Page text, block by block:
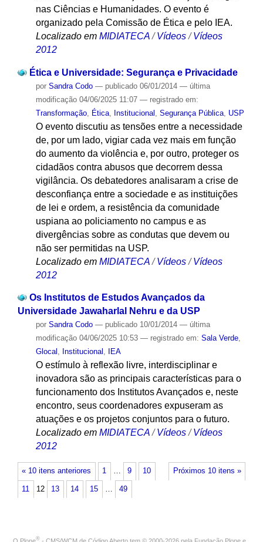
nas Ciências e Humanidades. O evento é
organizado pela Comissão de Ética e pelo IEA.
Localizado em MIDIATECA /Vídeos /Vídeos
2012
Ética e Universidade: Segurança e Privacidade
por Sandra Codo — publicado06/01/2014 — última
modificação04/06/2025 11:07 — registrado em:
Transformação, Ética, Institucional Segurança Pública, USP
O evento discutiu as tensões entre a necessidade
de, por um lado, vigiar cada vez mais em função
do aumento da violência e, por outro, proteger os
cidadãos contra abusos que decorrem dessa
vigilância. Os debatedores analisaram a crise de
desconfiança entre a sociedade e as instituições
de lei e ordem, a resistência da comunidade
uspiana ao policiamento no campus e as
divergências sobre as condutas que devem ou
não ser permitidas na USP.
Localizado em MIDIATECA /Vídeos /Vídeos
2012
Os Institutos de Estudos Avançados da
Universidade Jawaharlal Nehru e da USP
por Sandra Codo — publicado10/01/2014 — última
modificação04/06/2025 10:53 — registrado em: Sala Verde,
Glocal , Institucional , IEA
O estímulo à reflexão livre, interdisciplinar e
inovadora são as principais características para o
funcionamento dos Institutos Avançados e, neste
encontro, seus coordenadores expuseram as
atuações e os projetos conjuntos para o futuro.
Localizado em MIDIATECA /Vídeos /Vídeos
2012
« 10 itens anteriores Próximos 10 itens »
1 … 9 10
11 12 13 14 15 … 49
®